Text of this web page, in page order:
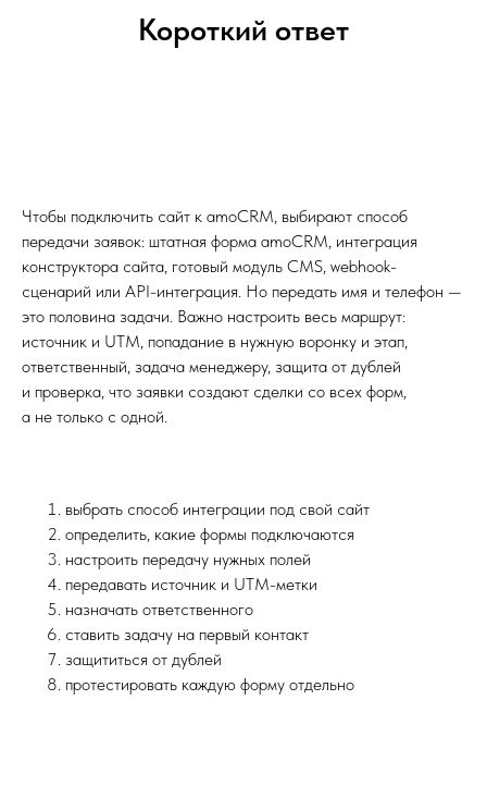
Короткий ответ
Чтобы подключить сайт к amoCRM, выбирают способ
передачи заявок: штатная форма amoCRM, интеграция
конструктора сайта, готовый модуль CMS, webhook-
сценарий или API-интеграция. Но передать имя и телефон —
это половина задачи. Важно настроить весь маршрут:
источник и UTM, попадание в нужную воронку и этап,
ответственный, задача менеджеру, защита от дублей
и проверка, что заявки создают сделки со всех форм,
а не только с одной.
выбрать способ интеграции под свой сайт
определить, какие формы подключаются
настроить передачу нужных полей
передавать источник и UTM-метки
назначать ответственного
ставить задачу на первый контакт
защититься от дублей
протестировать каждую форму отдельно